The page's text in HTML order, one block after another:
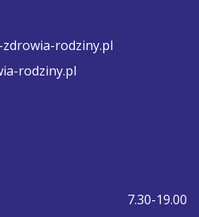
rodziny.pl
rodziny.pl
7.30-19.00